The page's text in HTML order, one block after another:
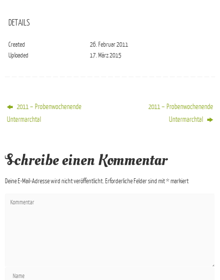
DETAILS
Created
26. Februar 2011
Uploaded
17. März 2015
2011 – Probenwochenende
Untermarchtal
2011 – Probenwochenende
Untermarchtal
Schreibe einen Kommentar
Deine E-Mail-Adresse wird nicht veröffentlicht. Erforderliche Felder sind mit*markiert